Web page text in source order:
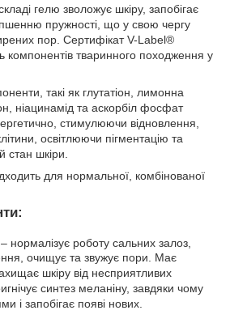
гелю зволожує шкіру, запобігає
пружності, що у свою чергу
пор. Сертифікат V-Label®
компонентів тваринного походження у
такі як глутатіон, лимонна
ніацинамід та аскорбіл фосфат
стимулюючи відновлення,
освітлюючи пігментацію та
стан шкіри.
для нормальної, комбінованої
– нормалізує роботу сальних залоз,
очищує та звужує пори. Має
шкіру від несприятливих
синтез меланіну, завдяки чому
і запобігає появі нових.